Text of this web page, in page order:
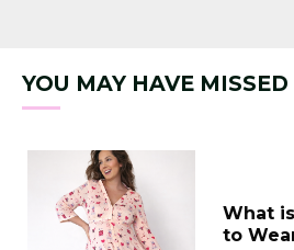
YOU MAY HAVE MISSED
What
to